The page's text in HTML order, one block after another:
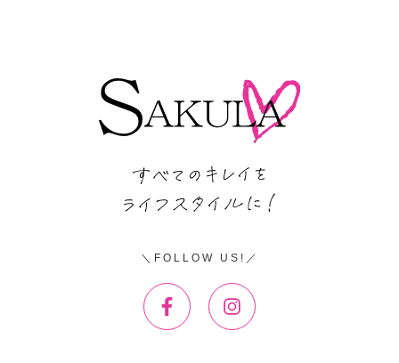
FOLLOW US!